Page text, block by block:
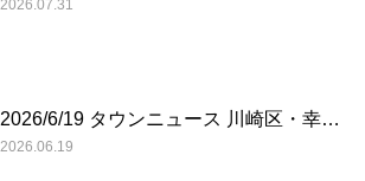
2026.07.31
2026/6/19 タウンニュース 川崎区・幸…
2026.06.19